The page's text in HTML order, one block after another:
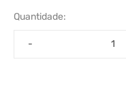
Quantidade:
-